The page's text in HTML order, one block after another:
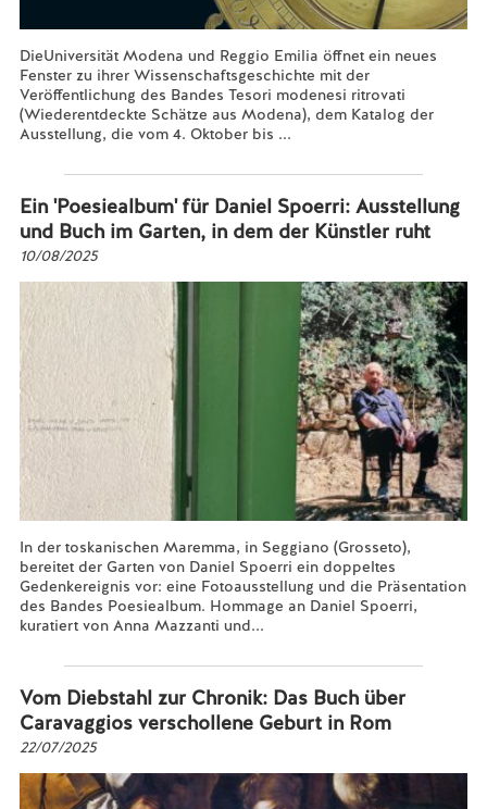
DieUniversität Modena und Reggio Emilia öffnet ein neues
Fenster zu ihrer Wissenschaftsgeschichte mit der
Veröffentlichung des Bandes Tesori modenesi ritrovati
(Wiederentdeckte Schätze aus Modena), dem Katalog der
Ausstellung, die vom 4. Oktober bis ...
Ein 'Poesiealbum' für Daniel Spoerri: Ausstellung
und Buch im Garten, in dem der Künstler ruht
10/08/2025
In der toskanischen Maremma, in Seggiano (Grosseto),
bereitet der Garten von Daniel Spoerri ein doppeltes
Gedenkereignis vor: eine Fotoausstellung und die Präsentation
des Bandes Poesiealbum. Hommage an Daniel Spoerri,
kuratiert von Anna Mazzanti und...
Vom Diebstahl zur Chronik: Das Buch über
Caravaggios verschollene Geburt in Rom
22/07/2025